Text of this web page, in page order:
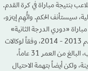
في التلاعب بنتيجة مباراة في كرة القدم.
الذي خاض 3 مباريات دولية، سيستأنف الحكم. واتُّهِم إيتزو،
«دوري الدرجة الثانية»
بين ناديه وقتها «أفيلينو»، و«مودينا»، خلال موسم 2013 - 2014، وفقاً لوكالات
الأنباء الإيطالية. ووجدت محكمة في نابولي أن اللاعب، البالغ من العمر 31 عاماً،
ولكن أيضاً بتهمة الاحتيال